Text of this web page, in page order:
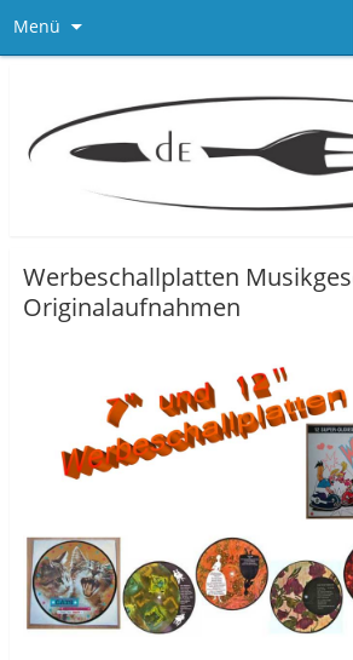
Menü
Werbeschallplatten
Originalaufnahmen